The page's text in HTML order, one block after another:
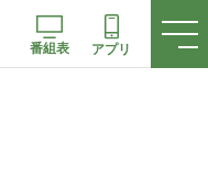
番組表 アプリ